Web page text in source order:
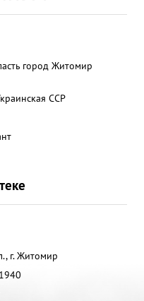
город Житомир
ССР
г. Житомир